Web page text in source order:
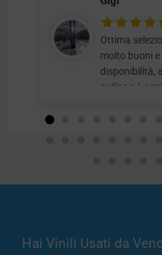
Ottima
molto buoni
disponibilità,
ordine e
Hai Vinili Usati da